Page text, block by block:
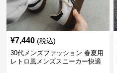
¥7,440 (税込)
30代メンズファッション 春夏用
レトロ風メンズスニーカー快適